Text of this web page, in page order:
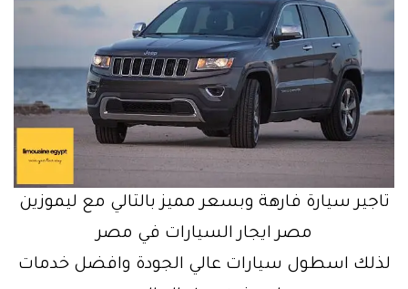
تاجير سيارة فارهة وبسعر مميز بالتالي مع ليموزين
مصر ايجار السيارات في مصر
لذلك اسطول سيارات عالي الجودة وافضل خدمات